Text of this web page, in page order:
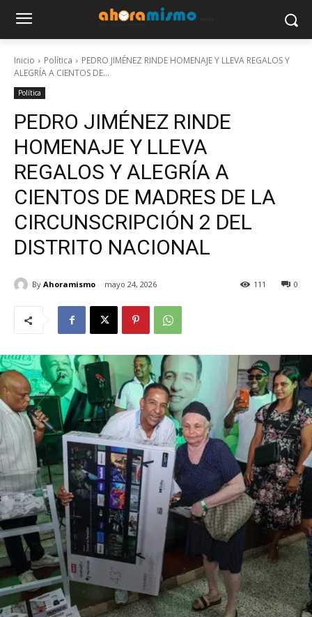
Inicio Política
PEDRO JIMÉNEZ RINDE HOMENAJE Y LLEVA REGALOS Y
ALEGRÍA A CIENTOS DE...
Política
PEDRO JIMÉNEZ RINDE
HOMENAJE Y LLEVA
REGALOS Y ALEGRÍA A
CIENTOS DE MADRES DE LA
CIRCUNSCRIPCIÓN 2 DEL
DISTRITO NACIONAL
By Ahoramismo mayo 24, 2026 0
111